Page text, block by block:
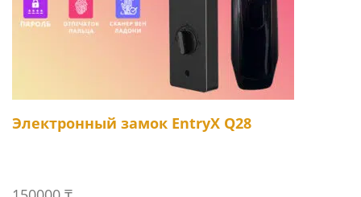
Электронный замок EntryX Q28